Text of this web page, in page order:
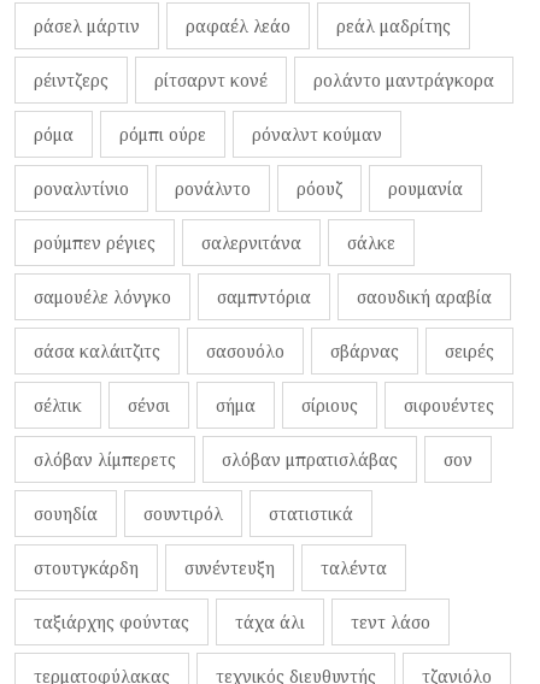
ράσελ μάρτιν ραφαέλ λεάο ρεάλ μαδρίτης
ρέιντζερς ρίτσαρντ κονέ ρολάντο μαντράγκορα
ρόμα ρόμπι ούρε ρόναλντ κούμαν
ροναλντίνιο ρονάλντο ρόουζ ρουμανία
ρούμπεν ρέγιες σαλερνιτάνα σάλκε
σαμουέλε λόνγκο σαμπντόρια σαουδική αραβία
σάσα καλάιτζιτς σασουόλο σβάρνας σειρές
σέλτικ σένσι σήμα σίριους σιφουέντες
σλόβαν λίμπερετς σλόβαν μπρατισλάβας σον
σουηδία σουντιρόλ στατιστικά
στουτγκάρδη συνέντευξη ταλέντα
ταξιάρχης φούντας τάχα άλι τεντ λάσο
τερματοφύλακας τεχνικός διευθυντής τζανιόλο